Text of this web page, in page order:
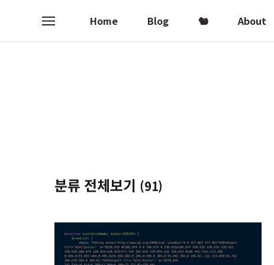
Home Blog 🐿 About
메
분류 전체보기 (91)